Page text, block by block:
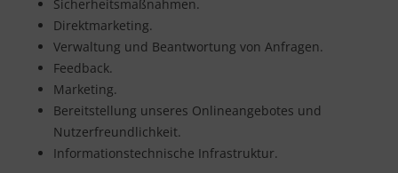
Sicherheitsmaßnahmen.
Direktmarketing.
Verwaltung und Beantwortung von Anfragen.
Feedback.
Marketing.
Bereitstellung unseres Onlineangebotes und
Nutzerfreundlichkeit.
Informationstechnische Infrastruktur.